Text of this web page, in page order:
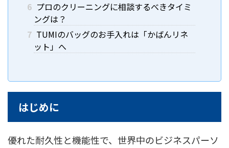
6 プロのクリーニングに相談するべきタイミ
ングは？
7 TUMIのバッグのお手入れは「かばんリネ
ット」へ
はじめに
優れた耐久性と機能性で、世界中のビジネスパーソ